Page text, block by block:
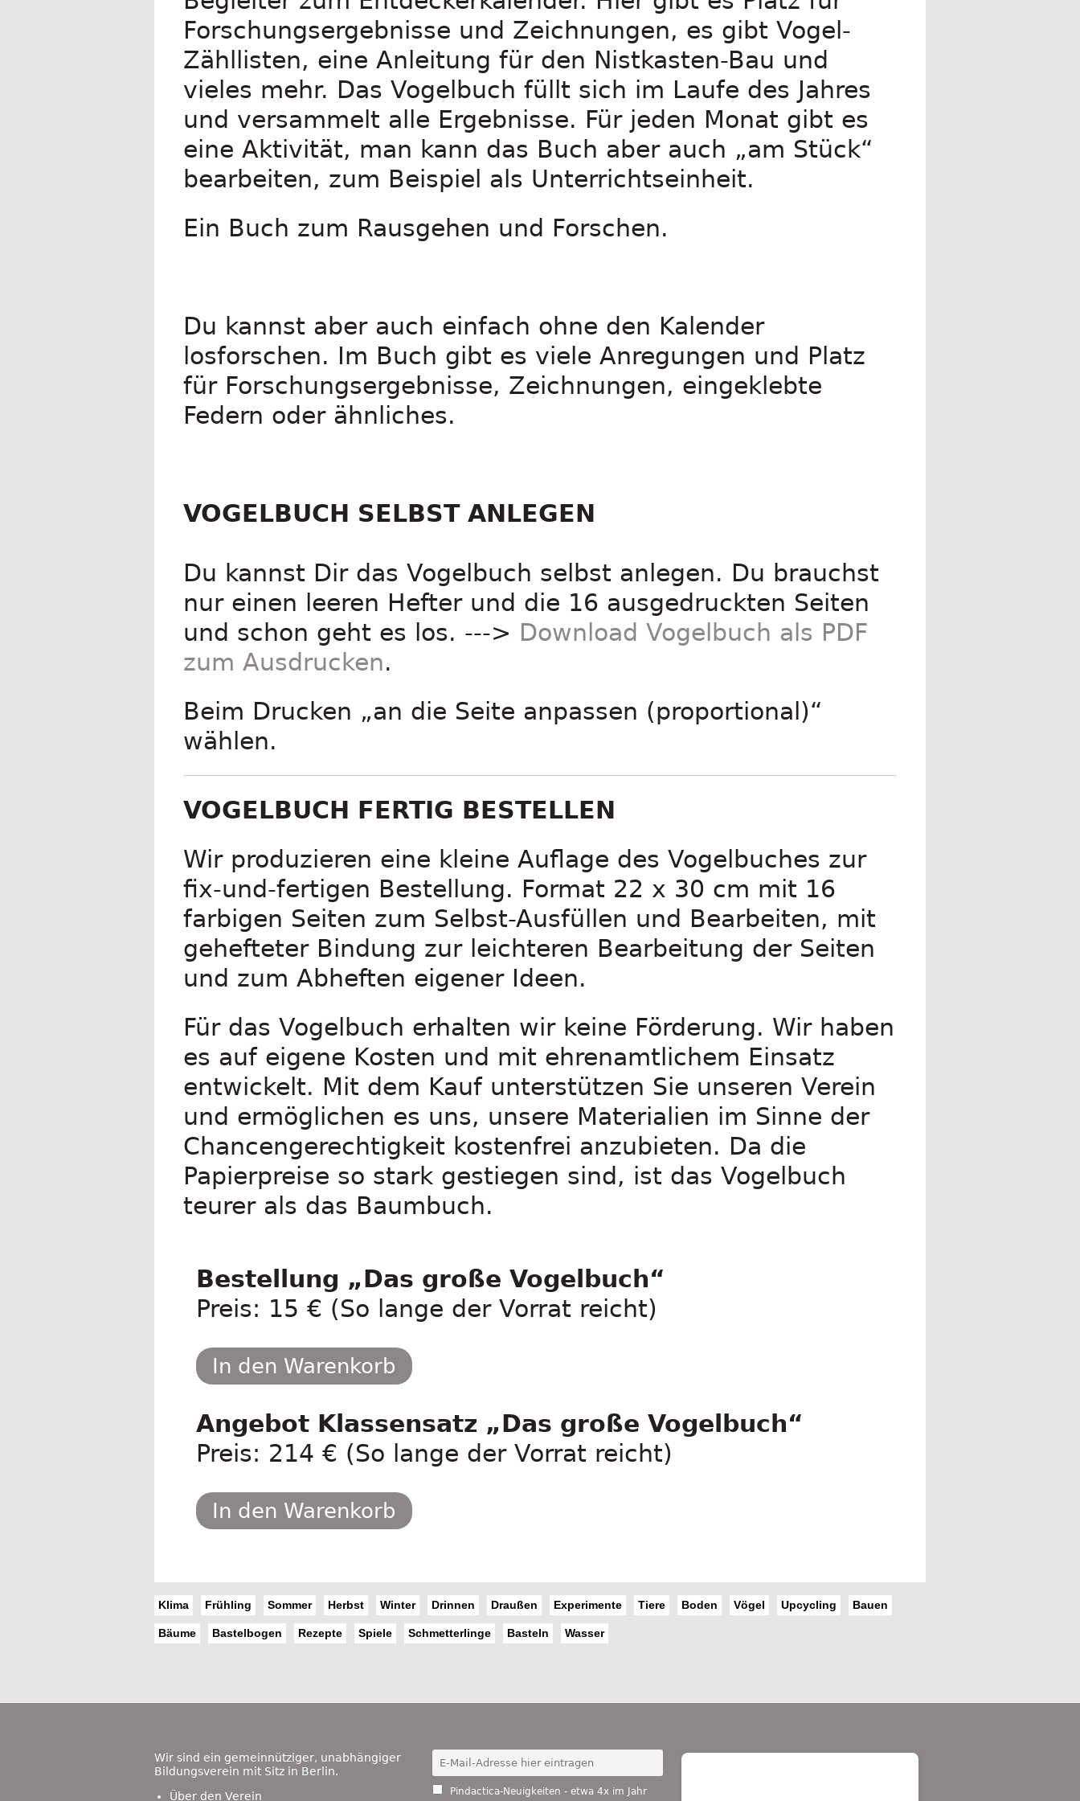
Forschungsergebnisse und Zeichnungen, es gibt Vogel-
Zähllisten, eine Anleitung für den Nistkasten-Bau und
vieles mehr. Das Vogelbuch füllt sich im Laufe des Jahres
und versammelt alle Ergebnisse. Für jeden Monat gibt es
eine Aktivität, man kann das Buch aber auch „am Stück“
bearbeiten, zum Beispiel als Unterrichtseinheit.
Ein Buch zum Rausgehen und Forschen.
Du kannst aber auch einfach ohne den Kalender
losforschen. Im Buch gibt es viele Anregungen und Platz
für Forschungsergebnisse, Zeichnungen, eingeklebte
Federn oder ähnliches.
VOGELBUCH SELBST ANLEGEN
Du kannst Dir das Vogelbuch selbst anlegen. Du brauchst
nur einen leeren Hefter und die 16 ausgedruckten Seiten
und schon geht es los. ---> Download Vogelbuch als PDF
zum Ausdrucken.
Beim Drucken „an die Seite anpassen (proportional)“
wählen.
VOGELBUCH FERTIG BESTELLEN
Wir produzieren eine kleine Auflage des Vogelbuches zur
fix-und-fertigen Bestellung. Format 22 x 30 cm mit 16
farbigen Seiten zum Selbst-Ausfüllen und Bearbeiten, mit
gehefteter Bindung zur leichteren Bearbeitung der Seiten
und zum Abheften eigener Ideen.
Für das Vogelbuch erhalten wir keine Förderung. Wir haben
es auf eigene Kosten und mit ehrenamtlichem Einsatz
entwickelt. Mit dem Kauf unterstützen Sie unseren Verein
und ermöglichen es uns, unsere Materialien im Sinne der
Chancengerechtigkeit kostenfrei anzubieten. Da die
Papierpreise so stark gestiegen sind, ist das Vogelbuch
teurer als das Baumbuch.
Bestellung „Das große Vogelbuch“
Preis: 15 € (So lange der Vorrat reicht)
In den Warenkorb
Angebot Klassensatz „Das große Vogelbuch“
Preis: 214 € (So lange der Vorrat reicht)
In den Warenkorb
Klima Frühling Sommer Herbst Winter Drinnen Draußen Experimente Tiere Boden Vögel Upcycling Bauen
Bäume Bastelbogen Rezepte Spiele Schmetterlinge Basteln Wasser
Footer
Wir sind ein gemeinnütziger, unabhängiger
Bildungsverein mit Sitz in Berlin.
Über den Verein
Pindactica-Neuigkeiten - etwa 4x im Jahr